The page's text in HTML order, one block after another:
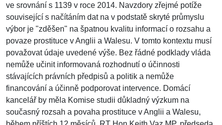
ve srovnání s 1139 v roce 2014. Navzdory zřejmé potíže
související s načítáním dat na v podstatě skryté průmyslu
výbor je "zděšen" na špatnou kvalitu informací o rozsahu a
povaze prostituce v Anglii a Walesu. V tomto kontextu musí
považovat údaje uvedené výše. Bez řádné podklady vláda
nemůže učinit informovaná rozhodnutí o účinnosti
stávajících právních předpisů a politik a nemůže
financování a účinně podporovat intervence. Domácí
kancelář by měla Komise studii důkladný výzkum na
současný rozsah a povaha prostituce v Anglii a Walesu,